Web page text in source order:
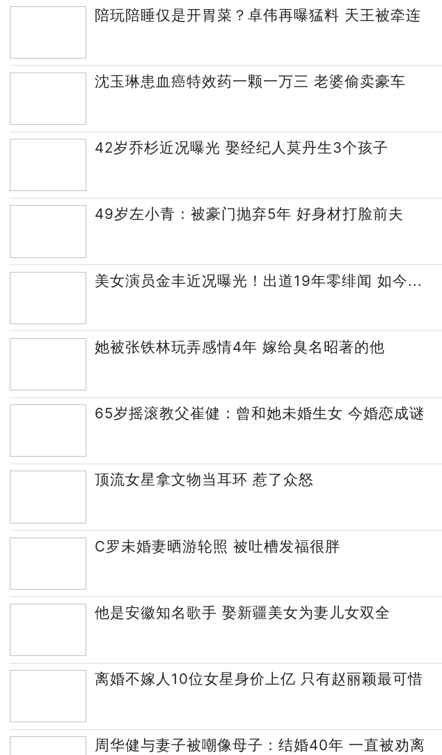
陪玩陪睡仅是开胃菜？卓伟再曝猛料 天王被牵连
沈玉琳患血癌特效药一颗一万三 老婆偷卖豪车
42岁乔杉近况曝光 娶经纪人莫丹生3个孩子
49岁左小青：被豪门抛弃5年 好身材打脸前夫
美女演员金丰近况曝光！出道19年零绯闻 如今...
她被张铁林玩弄感情4年 嫁给臭名昭著的他
65岁摇滚教父崔健：曾和她未婚生女 今婚恋成谜
顶流女星拿文物当耳环 惹了众怒
C罗未婚妻晒游轮照 被吐槽发福很胖
他是安徽知名歌手 娶新疆美女为妻儿女双全
离婚不嫁人10位女星身价上亿 只有赵丽颖最可惜
周华健与妻子被嘲像母子：结婚40年 一直被劝离